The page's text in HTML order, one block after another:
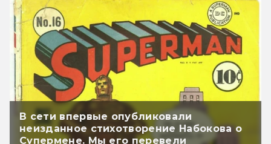
В сети впервые опубликовали
неизданное стихотворение Набокова о
Супермене. Мы его перевели